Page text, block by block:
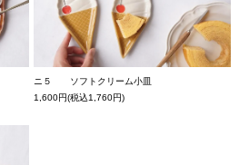
ニ５ ソフトクリーム小皿
1,600円(税込1,760円)